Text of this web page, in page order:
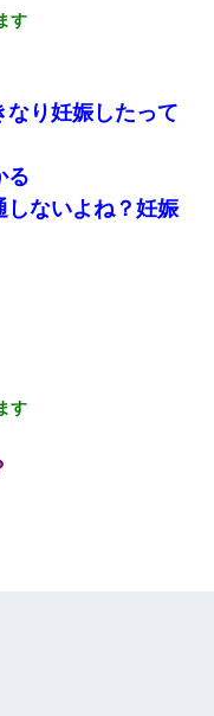
す
り妊娠したって
る
しないよね？妊娠
す